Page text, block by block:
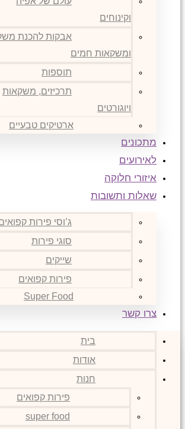
וקינוחים
אבקות להכנת
ומשקאות חמים
תוספות
תרכיזים, משקאות
ויוגורטים
ארטיקים טבעיים
מתכונים
לאירועים
איזורי חלוקה
שאלות ותשובות
ג’וסי פירות קפואים
סוגי פירות
שייקים
פירות קפואים
Super Food
צרו קשר
בית
אודות
חנות
פירות קפואים
super food